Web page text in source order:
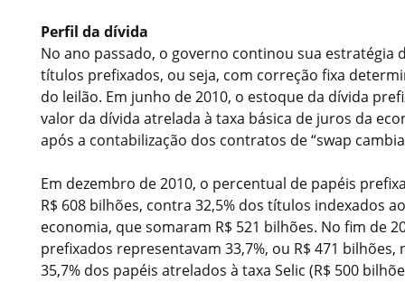
Perfil da dívida
No ano passado, o governo continou sua estratégia
títulos prefixados, ou seja, com correção fixa
do leilão. Em junho de 2010, o estoque da dívida
valor da dívida atrelada à taxa básica de juros da
após a contabilização dos contratos de “swap
Em dezembro de 2010, o percentual de papéis
R$ 608 bilhões, contra 32,5% dos títulos indexados
economia, que somaram R$ 521 bilhões. No fim de
prefixados representavam 33,7%, ou R$ 471 bilhões,
35,7% dos papéis atrelados à taxa Selic (R$ 500